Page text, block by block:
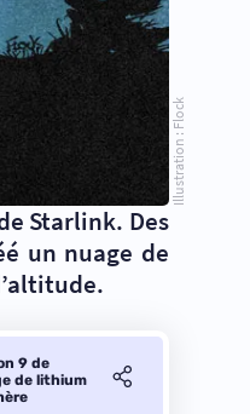
Illustration : Flock
Starlink. Des
un nuage de
9 de
de lithium